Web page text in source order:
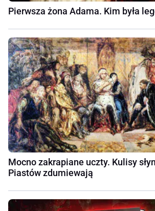
Pierwsza żona Adama. Kim była
Mocno zakrapiane uczty. Kulisy
Piastów zdumiewają